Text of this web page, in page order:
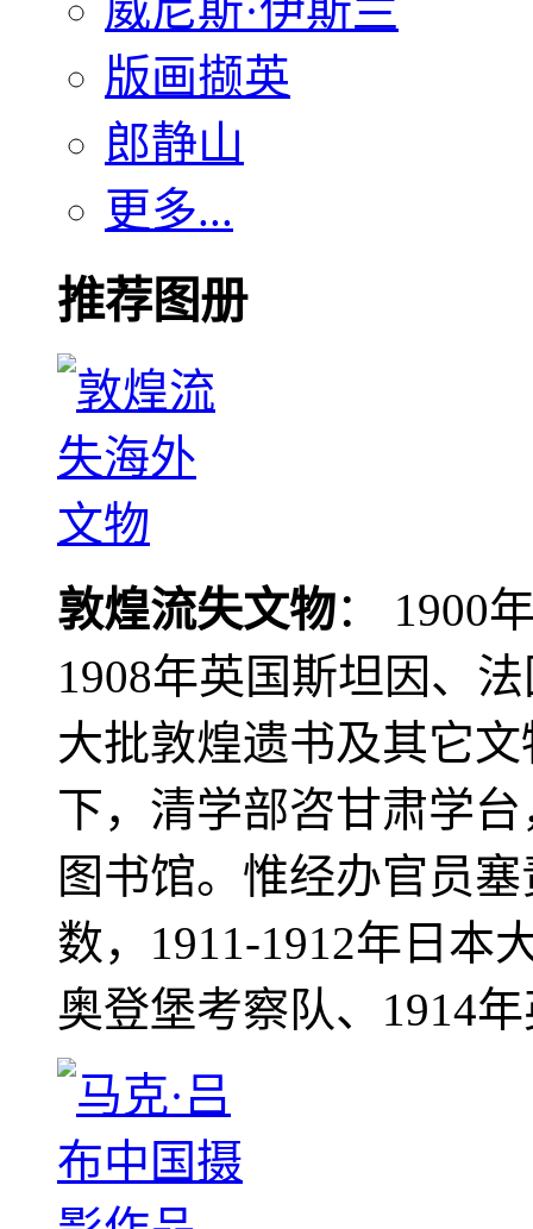
版画撷英
郎静山
更多...
推荐图册
敦煌流失文物： 1900
1908年英国斯坦因、
大批敦煌遗书及其它
下，清学部咨甘肃学
图书馆。惟经办官员
数，1911-1912年日本
奥登堡考察队、1914